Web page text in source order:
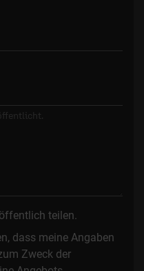
teilen.
dass meine Angaben
Zweck der